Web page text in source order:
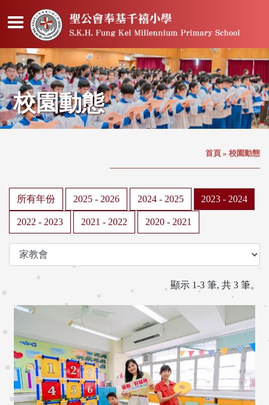
校園動態
首頁 » 校園動態
所有年份 2025 - 2026 2024 - 2025 2023 - 2024
2022 - 2023 2021 - 2022 2020 - 2021
顯示 1-3 筆, 共 3 筆。